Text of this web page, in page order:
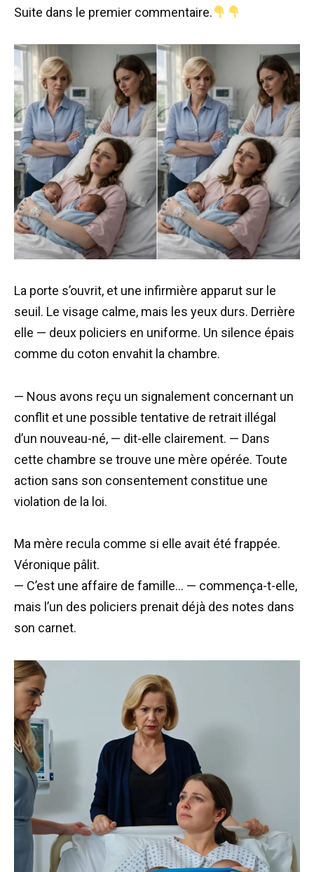
Suite dans le premier commentaire.
La porte s’ouvrit, et une infirmière apparut sur le
seuil. Le visage calme, mais les yeux durs. Derrière
elle — deux policiers en uniforme. Un silence épais
comme du coton envahit la chambre.
— Nous avons reçu un signalement concernant un
conflit et une possible tentative de retrait illégal
d’un nouveau-né, — dit-elle clairement. — Dans
cette chambre se trouve une mère opérée. Toute
action sans son consentement constitue une
violation de la loi.
Ma mère recula comme si elle avait été frappée.
Véronique pâlit.
— C’est une affaire de famille… — commença-t-elle,
mais l’un des policiers prenait déjà des notes dans
son carnet.